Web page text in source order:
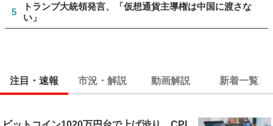
5
トランプ大統領発言、「仮想通貨主導権は中国に渡さな
い」
注目・速報 市況・解説 動画解説 新着一覧